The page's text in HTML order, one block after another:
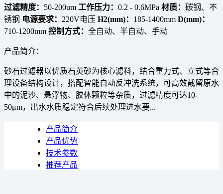
过滤精度： 50-200um 工作压力： 0.2 - 0.6MPa 材质： 碳钢、不
锈钢 电源要求： 220V电压 H2(mm)： 185-1400mm D(mm)：
710-1200mm 控制方式： 全自动、半自动、手动
产品简介：
砂石过滤器以优质石英砂为核心滤料，结合重力式、立式等合
理设备结构设计，搭配智能自动反冲洗系统，可高效截留原水
中的泥沙、悬浮物、胶体颗粒等杂质，过滤精度可达10-
50μm，出水水质稳定符合后续处理进水要...
产品简介
产品优势
技术参数
推荐产品